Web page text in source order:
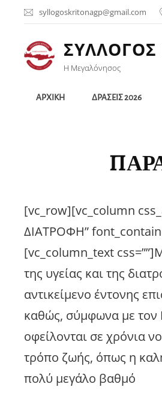
syllogoskritonagp@gmail.com
Η Μεγαλόνησος
ΑΡΧΙΚΗ ΔΡΑΣΕΙΣ 2026
[vc_row][vc_column
ΔΙΑΤΡΟΦΗ”
[vc_column_text
της υγείας και της
αντικείμενο έντονης
καθώς, σύμφωνα με τον
οφείλονται σε χρόνια
τρόπο ζωής, όπως η
πολύ μεγάλο βαθμό